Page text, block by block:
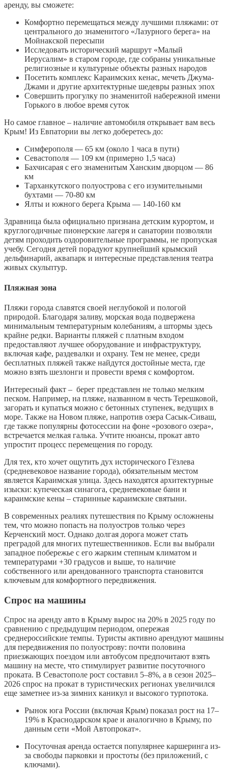
аренду, вы сможете:
Комфортно перемещаться между лучшими пляжами: от
центрального до знаменитого «Лазурного берега» на
Мойнакской пересыпи
Исследовать исторический маршрут «Малый
Иерусалим» в старом городе, где собраны уникальные
религиозные и культурные объекты разных народов
Посетить комплекс Караимских кенас, мечеть Джума-
Джами и другие архитектурные шедевры разных эпох
Совершить прогулку по знаменитой набережной имени
Горького в любое время суток
Но самое главное – наличие автомобиля открывает вам весь
Крым! Из Евпатории вы легко доберетесь до:
Симферополя — 65 км (около 1 часа в пути)
Севастополя — 109 км (примерно 1,5 часа)
Бахчисарая с его знаменитым Ханским дворцом — 86
км
Тарханкутского полуострова с его изумительными
бухтами — 70-80 км
Ялты и южного берега Крыма — 140-160 км
Здравница была официально признана детским курортом, и
круглогодичные пионерские лагеря и санатории позволяли
детям проходить оздоровительные программы, не пропуская
учебу. Сегодня детей порадуют крупнейший крымский
дельфинарий, аквапарк и интересные представления театра
живых скульптур.
Пляжная зона
Пляжи города славятся своей неглубокой и пологой
природой. Благодаря заливу, морская вода подвержена
минимальным температурным колебаниям, а штормы здесь
крайне редки. Варианты пляжей с платным входом
предоставляют лучшее оборудование и инфраструктуру,
включая кафе, раздевалки и охрану. Тем не менее, среди
бесплатных пляжей также найдутся достойные места, где
можно взять шезлонги и провести время с комфортом.
Интересный факт – берег представлен не только мелким
песком. Например, на пляже, названном в честь Терешковой,
загорать и купаться можно с бетонных ступенек, ведущих в
море. Также на Новом пляже, напротив озера Сасык-Сиваш,
где также популярны фотосессии на фоне «розового озера»,
встречается мелкая галька. Учтите нюансы, прокат авто
упростит процесс перемещения по городу.
Для тех, кто хочет ощутить дух исторического Гёзлева
(средневековое название города), обязательным местом
является Караимская улица. Здесь находятся архитектурные
изыски: купеческая синагога, средневековые бани и
караимские кены – старинные караимские святыни.
В современных реалиях путешествия по Крыму осложнены
тем, что можно попасть на полуостров только через
Керченский мост. Однако долгая дорога может стать
преградой для многих путешественников. Если вы выбрали
западное побережье с его жарким степным климатом и
температурами +30 градусов и выше, то наличие
собственного или арендованного транспорта становится
ключевым для комфортного передвижения.
Спрос на машины
Спрос на аренду авто в Крыму вырос на 20% в 2025 году по
сравнению с предыдущим периодом, опережая
среднероссийские темпы. Туристы активно арендуют машины
для передвижения по полуострову: почти половина
приезжающих поездом или автобусом предпочитают взять
машину на месте, что стимулирует развитие посуточного
проката. В Севастополе рост составил 5–8%, а в сезон 2025–
2026 спрос на прокат в туристических регионах увеличился
еще заметнее из-за зимних каникул и высокого турпотока.
Рынок юга России (включая Крым) показал рост на 17–
19% в Краснодарском крае и аналогично в Крыму, по
данным сети «Мой Автопрокат».
Посуточная аренда остается популярнее каршеринга из-
за свободы парковки и простоты (без приложений, с
ключами).